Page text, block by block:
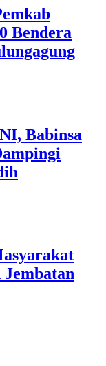
Bendera
Babinsa
Jembatan